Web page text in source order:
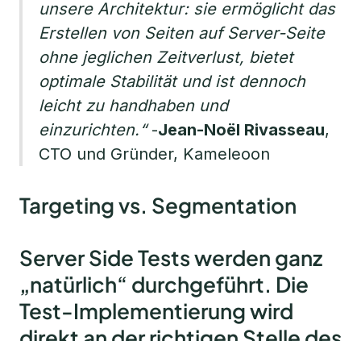
unsere Architektur: sie ermöglicht das
Erstellen von Seiten auf Server-Seite
ohne jeglichen Zeitverlust, bietet
optimale Stabilität und ist dennoch
leicht zu handhaben und
einzurichten.“-Jean-Noël Rivasseau,
CTO und Gründer, Kameleoon
Targeting vs. Segmentation
Server Side Tests werden ganz
„natürlich“ durchgeführt. Die
Test-Implementierung wird